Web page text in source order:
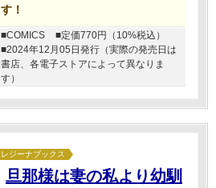
す！
■COMICS
■定価770円（10%税込）
■2024年12月05日発行（実際の発売日は
書店、各電子ストアによって異なりま
す）
レジーナブックス
旦那様は妻の私より幼馴